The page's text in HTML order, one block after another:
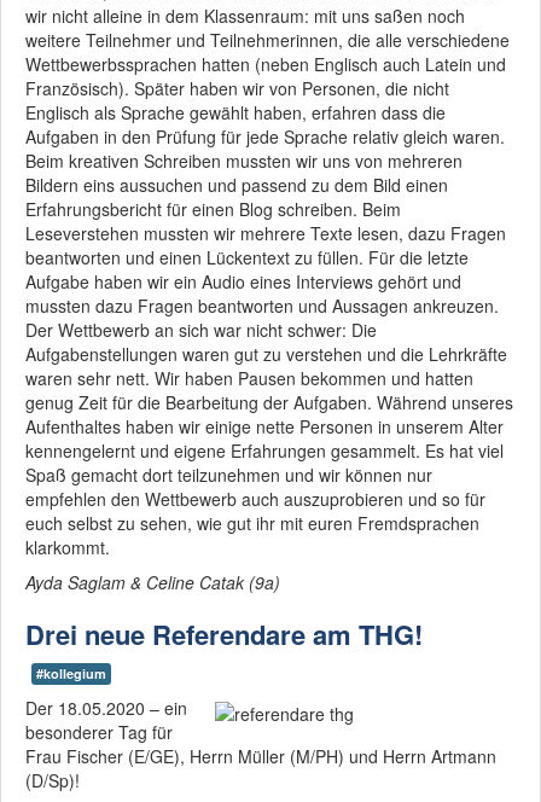
wir nicht alleine in dem Klassenraum: mit uns saßen noch
weitere Teilnehmer und Teilnehmerinnen, die alle verschiedene
Wettbewerbssprachen hatten (neben Englisch auch Latein und
Französisch). Später haben wir von Personen, die nicht
Englisch als Sprache gewählt haben, erfahren dass die
Aufgaben in den Prüfung für jede Sprache relativ gleich waren.
Beim kreativen Schreiben mussten wir uns von mehreren
Bildern eins aussuchen und passend zu dem Bild einen
Erfahrungsbericht für einen Blog schreiben. Beim
Leseverstehen mussten wir mehrere Texte lesen, dazu Fragen
beantworten und einen Lückentext zu füllen. Für die letzte
Aufgabe haben wir ein Audio eines Interviews gehört und
mussten dazu Fragen beantworten und Aussagen ankreuzen.
Der Wettbewerb an sich war nicht schwer: Die
Aufgabenstellungen waren gut zu verstehen und die Lehrkräfte
waren sehr nett. Wir haben Pausen bekommen und hatten
genug Zeit für die Bearbeitung der Aufgaben. Während unseres
Aufenthaltes haben wir einige nette Personen in unserem Alter
kennengelernt und eigene Erfahrungen gesammelt. Es hat viel
Spaß gemacht dort teilzunehmen und wir können nur
empfehlen den Wettbewerb auch auszuprobieren und so für
euch selbst zu sehen, wie gut ihr mit euren Fremdsprachen
klarkommt.
Ayda Saglam & Celine Catak (9a)
Drei neue Referendare am THG!
#kollegium
Der 18.05.2020 – ein
besonderer Tag für
Frau Fischer (E/GE), Herrn Müller (M/PH) und Herrn Artmann
(D/Sp)!